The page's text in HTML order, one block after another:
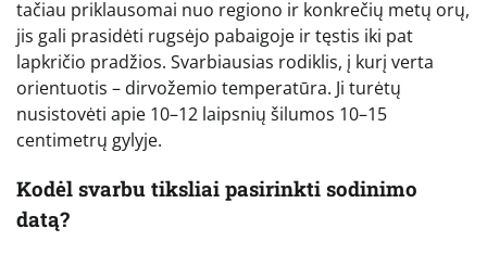
tačiau priklausomai nuo regiono ir konkrečių metų orų,
jis gali prasidėti rugsėjo pabaigoje ir tęstis iki pat
lapkričio pradžios. Svarbiausias rodiklis, į kurį verta
orientuotis – dirvožemio temperatūra. Ji turėtų
nusistovėti apie 10–12 laipsnių šilumos 10–15
centimetrų gylyje.
Kodėl svarbu tiksliai pasirinkti sodinimo
datą?